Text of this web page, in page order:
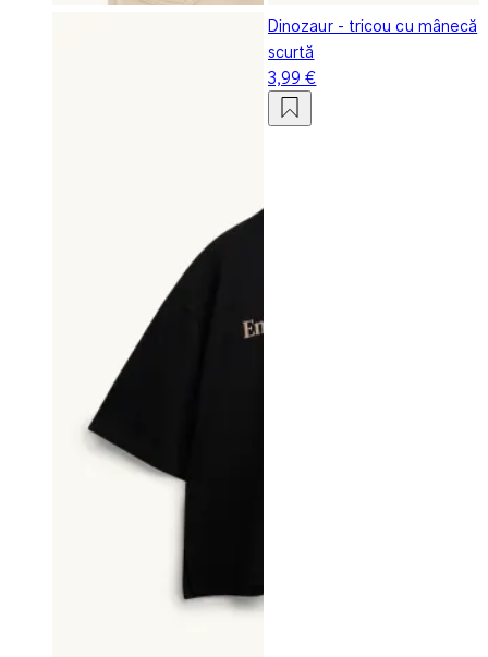
Dinozaur - tricou cu mânecă
scurtă
3,99 €